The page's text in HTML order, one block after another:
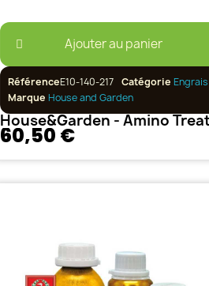
Ajouter au panier
RéférenceE10-140-217 Catégorie Engrais
Marque House and Garden
60,50 €